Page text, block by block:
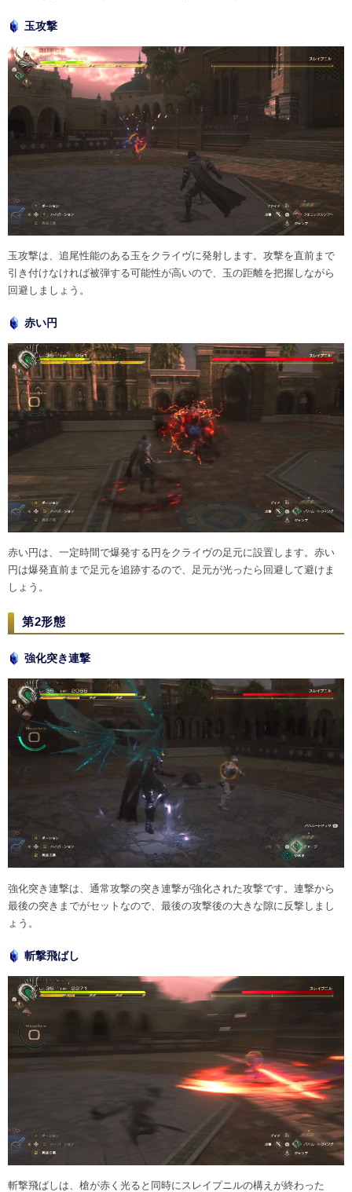
玉攻撃
玉攻撃は、追尾性能のある玉をクライヴに発射します。攻撃を直前まで
引き付けなければ被弾する可能性が高いので、玉の距離を把握しながら
回避しましょう。
赤い円
赤い円は、一定時間で爆発する円をクライヴの足元に設置します。赤い
円は爆発直前まで足元を追跡するので、足元が光ったら回避して避けま
しょう。
第2形態
強化突き連撃
強化突き連撃は、通常攻撃の突き連撃が強化された攻撃です。連撃から
最後の突きまでがセットなので、最後の攻撃後の大きな隙に反撃しまし
ょう。
斬撃飛ばし
斬撃飛ばしは、槍が赤く光ると同時にスレイプニルの構えが終わった